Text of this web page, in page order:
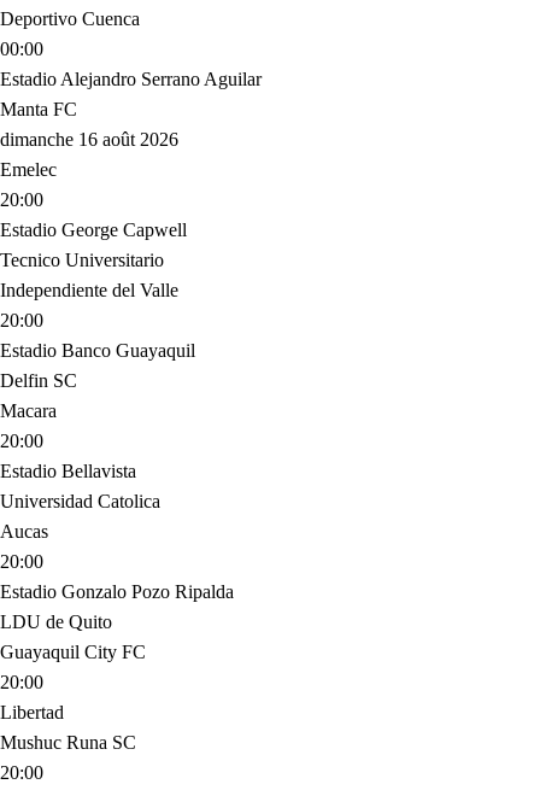
Deportivo Cuenca
00:00
Estadio Alejandro Serrano Aguilar
Manta FC
dimanche 16 août 2026
Emelec
20:00
Estadio George Capwell
Tecnico Universitario
Independiente del Valle
20:00
Estadio Banco Guayaquil
Delfin SC
Macara
20:00
Estadio Bellavista
Universidad Catolica
Aucas
20:00
Estadio Gonzalo Pozo Ripalda
LDU de Quito
Guayaquil City FC
20:00
Libertad
Mushuc Runa SC
20:00